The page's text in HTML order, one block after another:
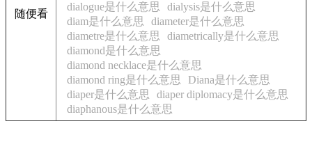
随便看
dialogue是什么意思
dialysis是什么意思
diam是什么意思
diameter是什么意思
diametre是什么意思
diametrically是什么意思
diamond是什么意思
diamond necklace是什么意思
diamond ring是什么意思
Diana是什么意思
diaper是什么意思
diaper diplomacy是什么意思
diaphanous是什么意思